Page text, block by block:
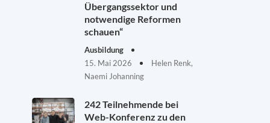
Übergangssektor und
notwendige Reformen
schauen“
Ausbildung
15. Mai 2026
Helen Renk,
Naemi Johanning
242 Teilnehmende bei
Web-Konferenz zu den